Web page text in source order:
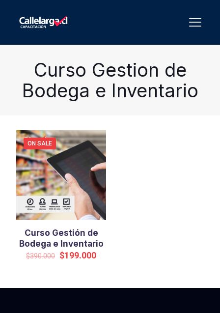
Curso Gestion de
Bodega e Inventario
ON SALE
Curso Gestión de
Bodega e Inventario
$390.000 Original
$199.000Current